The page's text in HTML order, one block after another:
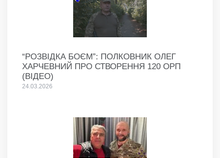
“РОЗВІДКА БОЄМ”: ПОЛКОВНИК ОЛЕГ
ХАРЧЕВНИЙ ПРО СТВОРЕННЯ 120 ОРП
(ВІДЕО)
24.03.2026